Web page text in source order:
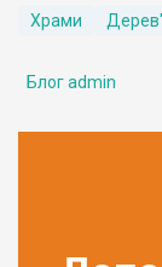
Храми
Блог admin